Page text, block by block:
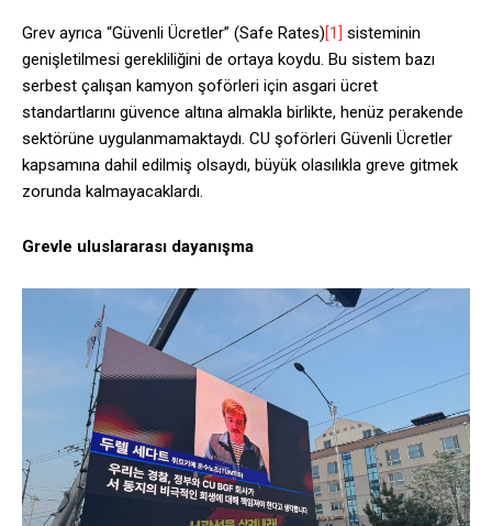
Grev ayrıca “Güvenli Ücretler” (Safe Rates)[1] sisteminin
genişletilmesi gerekliliğini de ortaya koydu. Bu sistem bazı
serbest çalışan kamyon şoförleri için asgari ücret
standartlarını güvence altına almakla birlikte, henüz perakende
sektörüne uygulanmamaktaydı. CU şoförleri Güvenli Ücretler
kapsamına dahil edilmiş olsaydı, büyük olasılıkla greve gitmek
zorunda kalmayacaklardı.
Grevle uluslararası dayanışma